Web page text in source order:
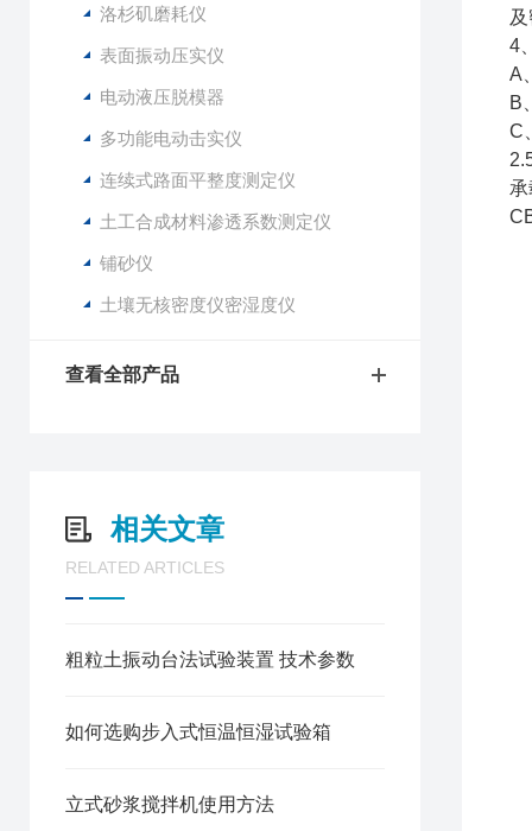
洛杉矶磨耗仪
表面振动压实仪
电动液压脱模器
多功能电动击实仪
连续式路面平整度测定仪
土工合成材料渗透系数测定仪
铺砂仪
土壤无核密度仪密湿度仪
查看全部产品
相关文章
RELATED ARTICLES
粗粒土振动台法试验装置 技术参数
如何选购步入式恒温恒湿试验箱
立式砂浆搅拌机使用方法
4
A
B
C